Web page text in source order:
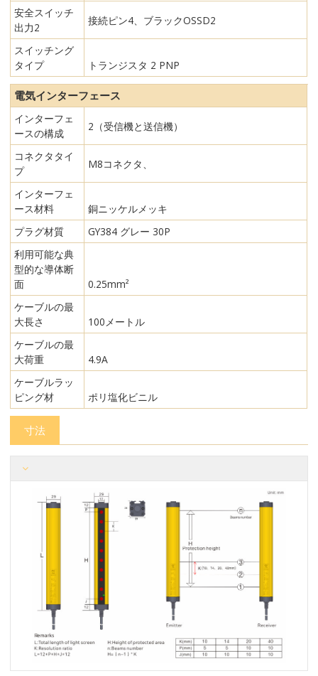
安全スイッチ
出力2
接続ピン4、ブラックOSSD2
スイッチング
タイプ
トランジスタ 2 PNP
電気インターフェース
インターフェ
ースの構成
2（受信機と送信機）
コネクタタイ
プ
M8コネクタ、
インターフェ
ース材料
銅ニッケルメッキ
プラグ材質
GY384 グレー 30P
利用可能な典
型的な導体断
面
0.25mm²
ケーブルの最
大長さ
100メートル
ケーブルの最
大荷重
4.9A
ケーブルラッ
ピング材
ポリ塩化ビニル
寸法